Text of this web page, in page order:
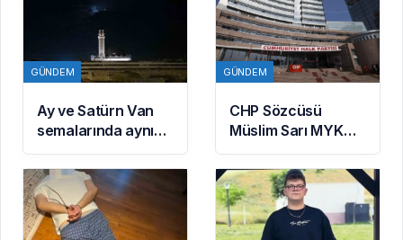
GÜNDEM
Ay ve Satürn Van
semalarında aynı
karede buluştu
GÜNDEM
CHP Sözcüsü
Müslim Sarı MYK
Gündemine Dair
Açıklamalarda
Bulundu: 8 İl
Başkanlığına Atama
Yapıldı